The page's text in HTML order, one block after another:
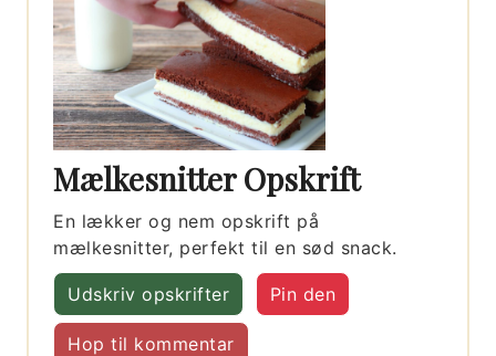
Mælkesnitter Opskrift
En lækker og nem opskrift på
mælkesnitter, perfekt til en sød snack.
Udskriv opskrifter Pin den
Hop til kommentar